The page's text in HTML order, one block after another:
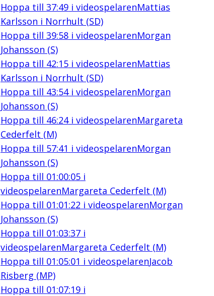
Hoppa till 37:49i videospelarenMattias
Karlsson i Norrhult (SD)
Hoppa till 39:58i videospelarenMorgan
Johansson (S)
Hoppa till 42:15i videospelarenMattias
Karlsson i Norrhult (SD)
Hoppa till 43:54i videospelarenMorgan
Johansson (S)
Hoppa till 46:24i videospelarenMargareta
Cederfelt (M)
Hoppa till 57:41 i videospelarenMorgan
Johansson (S)
Hoppa till 01:00:05i
videospelarenMargareta Cederfelt (M)
Hoppa till 01:01:22 i videospelarenMorgan
Johansson (S)
Hoppa till 01:03:37i
videospelarenMargareta Cederfelt (M)
Hoppa till 01:05:01 i videospelarenJacob
Risberg (MP)
Hoppa till 01:07:19i